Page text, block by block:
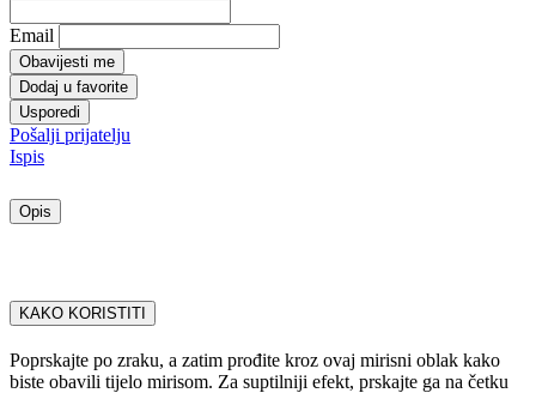
Email
Obavijesti me
Dodaj u favorite
Usporedi
Pošalji prijatelju
Ispis
Opis
KAKO KORISTITI
Poprskajte po zraku, a zatim prođite kroz ovaj mirisni oblak kako
biste obavili tijelo mirisom. Za suptilniji efekt, prskajte ga na četku